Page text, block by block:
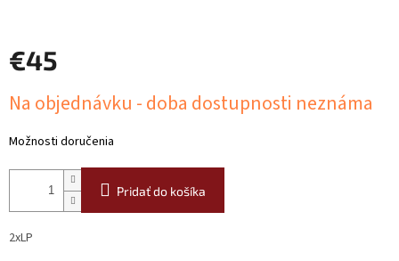
€45
cena:
Na objednávku - doba dostupnosti neznáma
Možnosti doručenia
Pridať do košíka
2xLP